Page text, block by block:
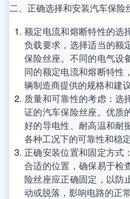
二、正确选择和安装汽车保险
额定电流和熔断特性的选
负载要求，选择适当的额
保险丝座。不同的电气设
同的额定电流和熔断特性
辆制造商提供的规格和建议
质量和可靠性的考虑：选
证的汽车保险丝座。优质
好的导电性、耐高温和耐
各种工况下的可靠性和稳定
正确安装位置和固定方式
合适的位置，确保易于检
险丝座应正确固定，以防
动或脱落，影响电路的正常